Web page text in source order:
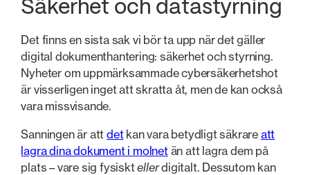
Säkerhet och datastyrning
Det finns en sista sak vi bör ta upp när det gäller
digital dokumenthantering: säkerhet och styrning.
Nyheter om uppmärksammade cybersäkerhetshot
är visserligen inget att skratta åt, men de kan också
vara missvisande.
Sanningen är att detkan vara betydligt säkrare att
lagra dina dokument i molnetän att lagra dem på
plats – vare sig fysisktellerdigitalt. Dessutom kan